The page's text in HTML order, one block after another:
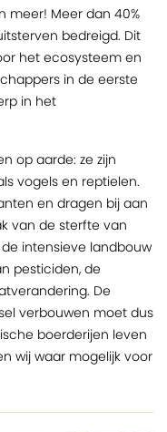
meer! Meer dan 40%
bedreigd. Dit
het ecosysteem en
in de eerste
in het
op aarde: ze zijn
vogels en reptielen.
en dragen bij aan
van de sterfte van
intensieve landbouw
pesticiden, de
De
verbouwen moet dus
boerderijen leven
wij waar mogelijk voor